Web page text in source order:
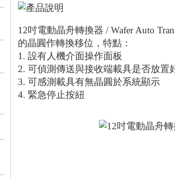
12吋電動晶舟轉換器 / Wafer Auto
的晶圓作轉換移位，特點：
1. 設有人機介面操作面板
2. 可偵測傳送與接收端載具是否放置
3. 可感測載具有無晶圓於系統顯示
4. 緊急停止按紐